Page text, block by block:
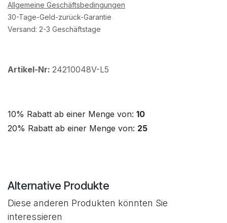
Allgemeine Geschäftsbedingungen
30-Tage-Geld-zurück-Garantie
Versand: 2-3 Geschäftstage
Artikel-Nr: 24210048V-L5
10% Rabatt ab einer Menge von: 10
20% Rabatt ab einer Menge von: 25
Alternative Produkte
Diese anderen Produkten könnten Sie
interessieren